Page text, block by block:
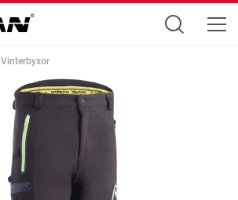
Vinterbyxor